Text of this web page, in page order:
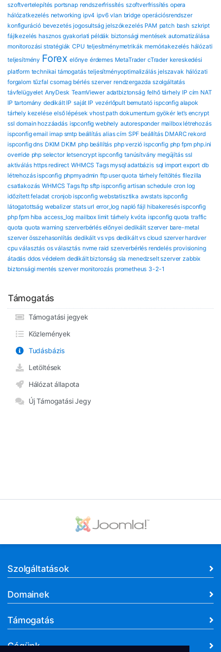
szoftvertelepítés portsnap rendszerfrissítés szoftverfrissítés opera
hálózatkezelés networking ipv4 ipv6 vlan bridge operációsrendszer
konfiguráció bevezetés jogosultság jelszókezelés PAM patch bash szkript
fájlkezelés hasznos gyakorlati példák biztonsági mentések automatizálása
monitorozási stratégiák CPU teljesítménymetrikák memóriakezelés hálózati
teljesítmény Forex előnye érdemes MetaTrader cTrader kereskedési
platform technikai támogatás teljesítményoptimalizálás jelszavak hálózati
forgalom tűzfal csomag bérlés szerver rendzergazda szolgáltatás
távfelügyelet AnyDesk TeamViewer adatbiztonság felhő tárhely IP cím NAT
IP tartomány dedikált IP saját IP vezérlőpult bemutató ispconfig alapok
tárhely kezelése első lépések vhost path dokumentum gyökér let’s encrypt
ssl domain hozzáadás ispconfig webhely autoresponder mailbox létrehozás
ispconfig email imap smtp beállítás alias cím SPF beállítás DMARC rekord
ispconfig dns DKIM DKIM php beállítás php verzió ispconfig php fpm php.ini
override php selector letsencrypt ispconfig tanúsítvány megújítás ssl
aktiválás https redirect WHMCS Tags mysql adatbázis sql import export db
létrehozás ispconfig phpmyadmin ftp user quota tárhely feltöltés filezilla
csatlakozás WHMCS Tags ftp sftp ispconfig artisan schedule cron log
időzített feladat cronjob ispconfig webstatisztika awstats ispconfig
látogatottság webalizer stats url error_log napló fájl hibakeresés ispconfig
php fpm hiba access_log mailbox limit tárhely kvóta ispconfig quota traffic
quota quota warning szerverbérlés előnyei dedikált szerver bare-metal
szerver összehasonlítás dedikált vs vps dedikált vs cloud szerver hardver
cpu választás os választás nvme raid szerverbérlés rendelés provisioning
átadás ddos védelem dedikált biztonság sla menedzselt szerver zabbix
biztonsági mentés szerver monitorozás prometheus 3-2-1
Támogatás
Támogatási jegyek
Közlemények
Tudásbázis
Letöltések
Hálózat állapota
Új Támogatási Jegy
Szolgáltatások
Domainek
Támogatás
Cégünk